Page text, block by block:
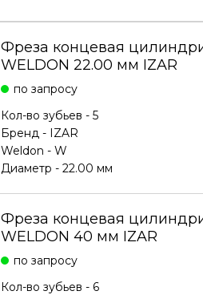
Фреза концевая
WELDON 22.00 мм IZAR
по запросу
Кол-во зубьев - 5
Бренд - IZAR
Weldon - W
Диаметр - 22.00 мм
Фреза концевая
WELDON 40 мм IZAR
по запросу
Кол-во зубьев - 6